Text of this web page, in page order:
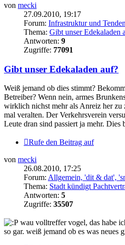
von mecki
27.09.2010, 19:17
Forum: Infrastruktur und
Thema: Gibt unser Edekaladen
Antworten: 9
Zugriffe: 77091
Gibt unser Edekaladen auf?
Weiß jemand ob dies stimmt?
Betreiber? Wenn nein, armes
wirklich nichst mehr als Anreiz her
mal veralten. Der Verkehrsverein
Leute dran sind passiert ja mehr. Dies
Rufe den Beitrag auf
von mecki
26.08.2010, 17:25
Forum: Allgemein, 'dit & dat',
Thema: Stadt kündigt
Antworten: 5
Zugriffe: 35507
wau volltreffer vogel, das habe
so gar. weiß jemand ob es was neues